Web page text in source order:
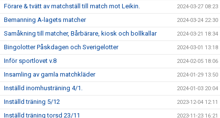
Förare & tvätt av matchställ till match mot Leikin. 2024-03-27 08:23
Bemanning A-lagets matcher 2024-03-24 22:30
Samåkning till matcher, Bårbärare, kiosk och bollkallar 2024-03-21 18:34
Bingolotter Påskdagen och Sverigelotter 2024-03-01 13:18
Inför sportlovet v.8 2024-02-05 18:06
Insamling av gamla matchkläder 2024-01-29 13:50
Inställd inomhusträning 4/1. 2024-01-03 20:04
Inställd träning 5/12 2023-12-04 12:11
Inställd träning torsd 23/11 2023-11-23 16:21